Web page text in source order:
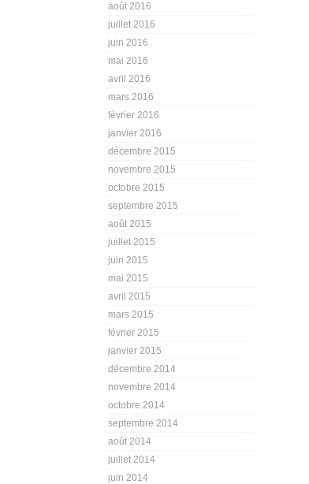
août 2016
juillet 2016
juin 2016
mai 2016
avril 2016
mars 2016
février 2016
janvier 2016
décembre 2015
novembre 2015
octobre 2015
septembre 2015
août 2015
juillet 2015
juin 2015
mai 2015
avril 2015
mars 2015
février 2015
janvier 2015
décembre 2014
novembre 2014
octobre 2014
septembre 2014
août 2014
juillet 2014
juin 2014